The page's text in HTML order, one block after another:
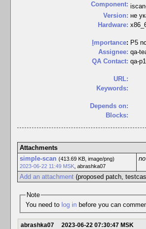
Component:
Version: не
Hardware:
mportance: P5
Assignee: qa-
QA Contact: qa-
URL:
Keywords:
Depends on:
Blocks:
Attachments
simple-scan (413.69 KB, image/png)
2023-06-22 11:49 MSK, abrashka07
Add an attachment(proposed patch,
Note
You need to log in before you can
abrashka07 2023-06-22 07:30:47 MSK